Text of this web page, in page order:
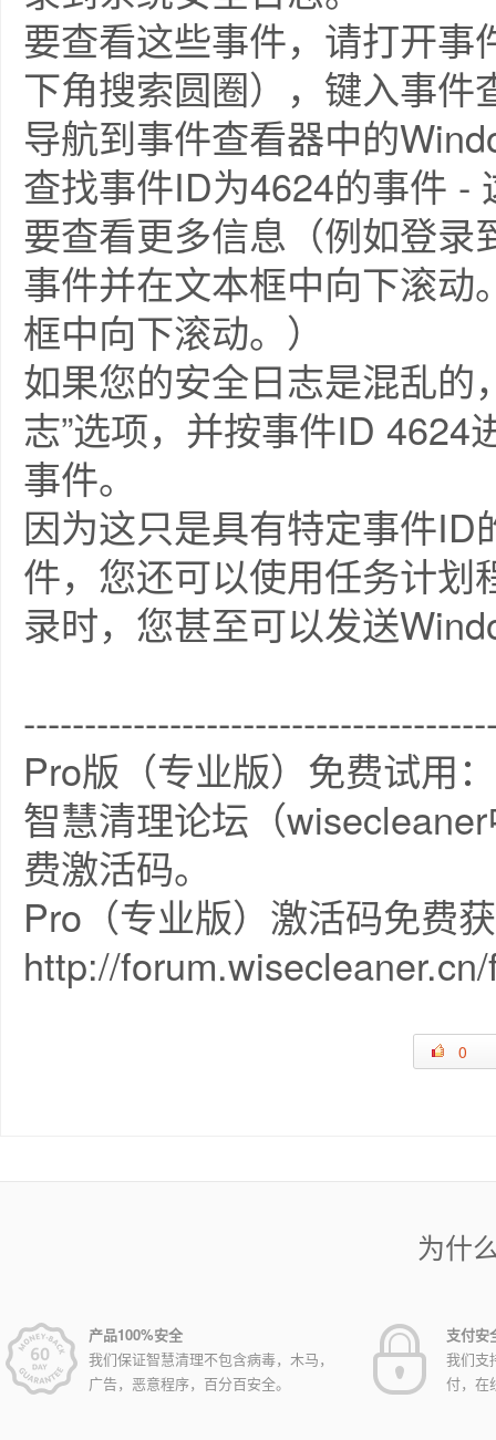
要查看这些事件，请打开
下角搜索圆圈），键入事
导航到事件查看器中的
查找事件ID为4624的事件 -
要查看更多信息（例如登
事件并在文本框中向下滚
框中向下滚动。）
如果您的安全日志是混乱的
志”选项，并按事件ID
事件。
因为这只是具有特定事件
件，您还可以使用任务计
录时，您甚至可以发送
Pro版（专业版）免费试用：
智慧清理论坛（
费激活码。
Pro（专业版）激活码免费
http://
0
为什
产品100%安全
我们保证智慧清理不包含病毒，木马，
广告，恶意程序，百分百安全。
支付安
我们支
付，在